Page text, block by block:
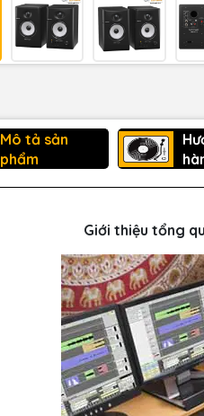
Mô tả sản
phẩm
Giới thiệu tổng